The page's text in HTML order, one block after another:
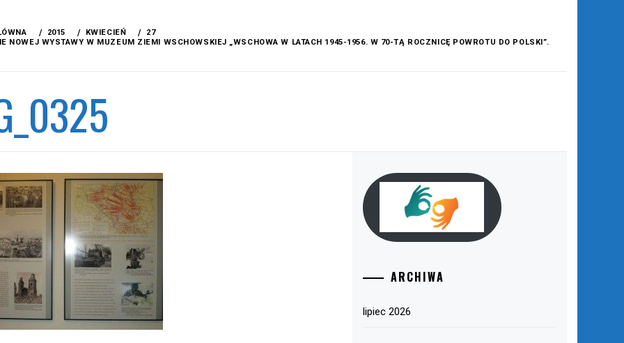
2015 KWIECIEŃ
27
NOWEJ WYSTAWY W MUZEUM ZIEMI WSCHOWSKIEJ „WSCHOWA W LATACH 1945-1956. W 70-TĄ ROCZNICĘ POWROTU DO POLSKI”.
ARCHIWA
lipiec 2026